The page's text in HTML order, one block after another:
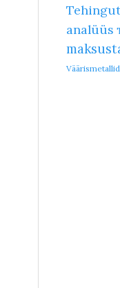
analüüs
Väärismetallid